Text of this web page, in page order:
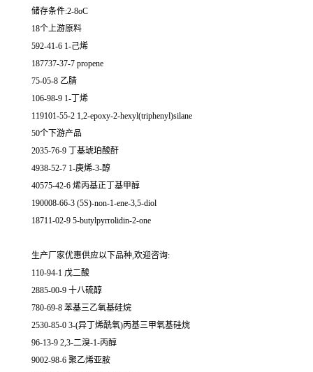
储存条件:2-8oC
18个上游原料
592-41-6 1-己烯
187737-37-7 propene
75-05-8 乙腈
106-98-9 1-丁烯
119101-55-2 1,2-epoxy-2-hexyl(triphenyl)silane
50个下游产品
2035-76-9 丁基琥珀酸酐
4938-52-7 1-庚烯-3-醇
40575-42-6 烯丙基正丁基甲醇
190008-66-3 (5S)-non-1-ene-3,5-diol
18711-02-9 5-butylpyrrolidin-2-one
生产厂家优惠供应以下品种,欢迎咨询:
110-94-1 戊二酸
2885-00-9 十八硫醇
780-69-8 苯基三乙氧基硅烷
2530-85-0 3-(异丁烯酰氧)丙基三甲氧基硅烷
96-13-9 2,3-二溴-1-丙醇
9002-98-6 聚乙烯亚胺